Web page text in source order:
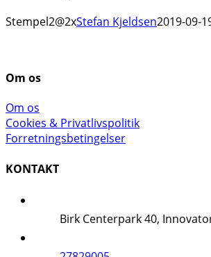
Stempel2@2xStefan Kjeldsen2019-09-
Om os
Om os
Cookies & Privatlivspolitik
Forretningsbetingelser
KONTAKT
Birk Centerpark 40,